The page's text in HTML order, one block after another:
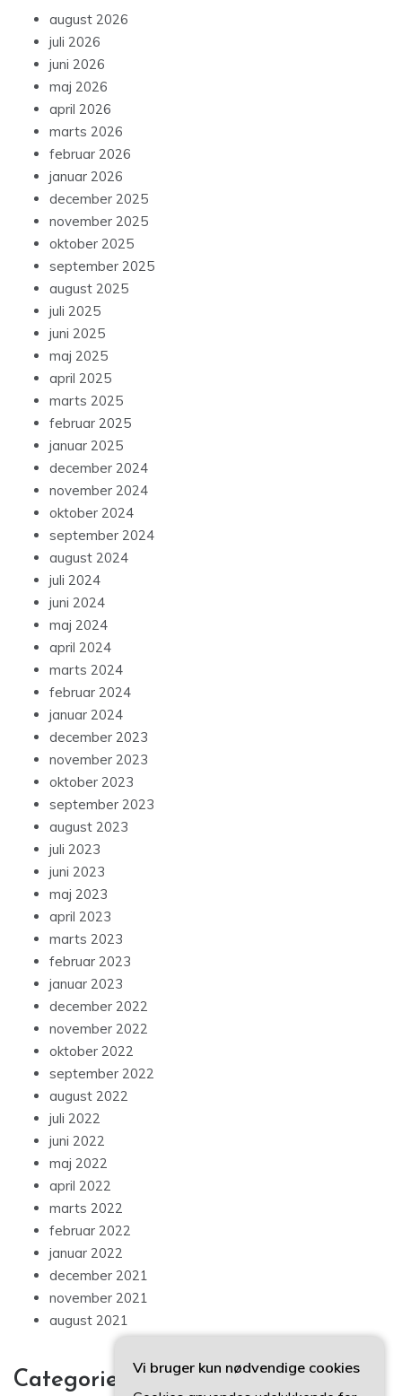
august 2026
juli 2026
juni 2026
maj 2026
april 2026
marts 2026
februar 2026
januar 2026
december 2025
november 2025
oktober 2025
september 2025
august 2025
juli 2025
juni 2025
maj 2025
april 2025
marts 2025
februar 2025
januar 2025
december 2024
november 2024
oktober 2024
september 2024
august 2024
juli 2024
juni 2024
maj 2024
april 2024
marts 2024
februar 2024
januar 2024
december 2023
november 2023
oktober 2023
september 2023
august 2023
juli 2023
juni 2023
maj 2023
april 2023
marts 2023
februar 2023
januar 2023
december 2022
november 2022
oktober 2022
september 2022
august 2022
juli 2022
juni 2022
maj 2022
april 2022
marts 2022
februar 2022
januar 2022
december 2021
november 2021
august 2021
Categories
Vi bruger kun nødvendige cookies